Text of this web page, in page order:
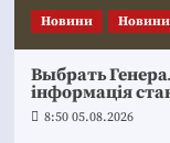
Новини Новини
Выбрать
інформація
8:50 05.08.2026